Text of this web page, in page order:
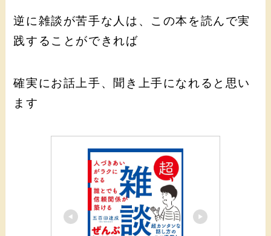
逆に雑談が苦手な人は、この本を読んで実
践することができれば
確実にお話上手、聞き上手になれると思い
ます